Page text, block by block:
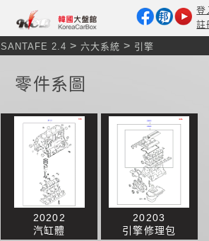
登
註
SANTAFE 2.4 > 六大系統 > 引擎
零件系圖
20202
汽缸體
20203
引擎修理包